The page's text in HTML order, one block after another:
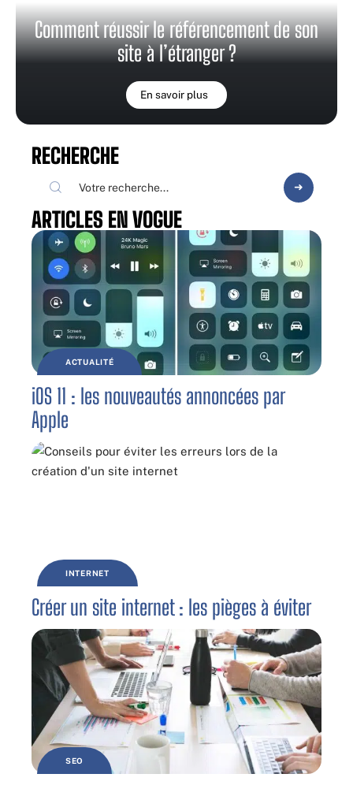
Comment réussir le référencement de son
site à l’étranger ?
En savoir plus
RECHERCHE
ARTICLES EN VOGUE
ACTUALITÉ
iOS 11 : les nouveautés annoncées par
Apple
INTERNET
Créer un site internet : les pièges à éviter
SEO